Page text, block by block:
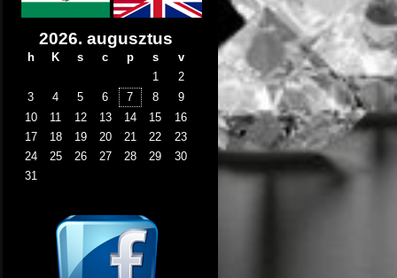
2026. augusztus
h K s c p s
v
1
2
3
4 5 6 7 8
9
10
11 12 13 14 15
16
17
18 19 20 21 22
23
24
25 26 27 28 29
30
31